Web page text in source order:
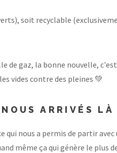
soit recyclable
de gaz, la bonne nouvelle,
vides contre des pleines 💚
ARRIVÉS LÀ
qui nous a permis de partir avec
même ça qui génère le plus